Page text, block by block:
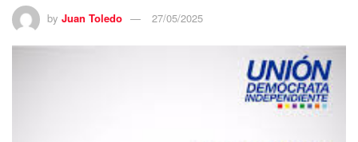
by Juan Toledo 27/05/2025